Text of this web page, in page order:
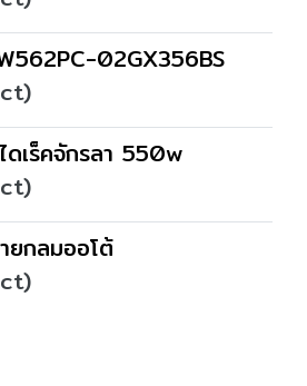
02GX356BS
ดเร็คจักรลา 550w
ยกลมออโต้